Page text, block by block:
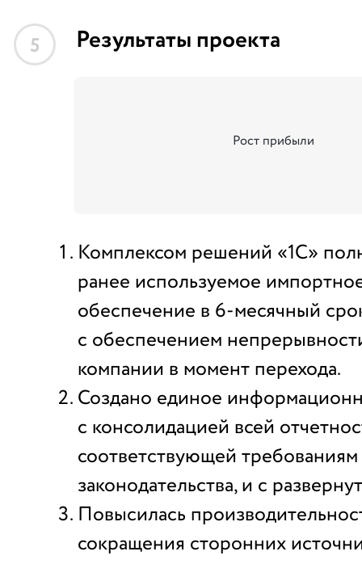
5 Результаты проекта
Рост прибыли
Комплексом решений «1С»
ранее используемое
обеспечение в 6-месячный
с обеспечением
компании в момент перехода.
Создано единое
с консолидацией всей
соответствующей
законодательства, и с
Повысилась
сокращения сторонних